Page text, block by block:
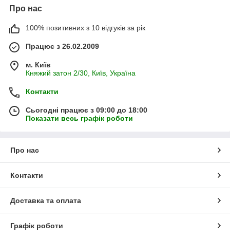
Про нас
100% позитивних з 10 відгуків за рік
Працює з 26.02.2009
м. Київ
Княжий затон 2/30, Київ, Україна
Контакти
Сьогодні працює з 09:00 до 18:00
Показати весь графік роботи
Про нас
Контакти
Доставка та оплата
Графік роботи